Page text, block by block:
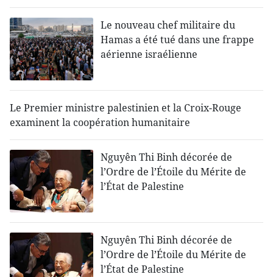
Le nouveau chef militaire du
Hamas a été tué dans une frappe
aérienne israélienne
Le Premier ministre palestinien et la Croix-Rouge
examinent la coopération humanitaire
Nguyên Thi Binh décorée de
l’Ordre de l’Étoile du Mérite de
l’État de Palestine
Nguyên Thi Binh décorée de
l’Ordre de l’Étoile du Mérite de
l’État de Palestine